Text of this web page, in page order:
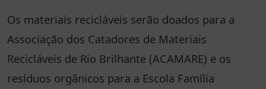
Os materiais recicláveis serão doados para a
Associação dos Catadores de Materiais
Recicláveis de Rio Brilhante (ACAMARE) e os
resíduos orgânicos para a Escola Família